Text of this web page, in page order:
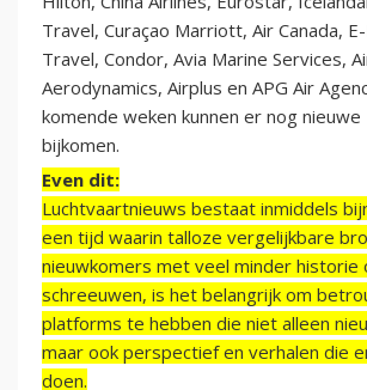
Travel, Curaçao Marriott, Air Canada,
Travel, Condor, Avia Marine Services,
Aerodynamics, Airplus en APG Air
komende weken kunnen er nog
bijkomen.
Even dit:
Luchtvaartnieuws bestaat inmiddels
een tijd waarin talloze vergelijkbare
nieuwkomers met veel minder historie
schreeuwen, is het belangrijk om
platforms te hebben die niet alleen
maar ook perspectief en verhalen die
doen.